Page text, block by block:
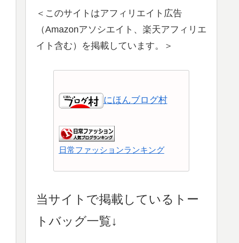
＜このサイトはアフィリエイト広告
（Amazonアソシエイト、楽天アフィリエ
イト含む）を掲載しています。＞
にほんブログ村
日常ファッションランキング
当サイトで掲載しているトー
トバッグ一覧↓